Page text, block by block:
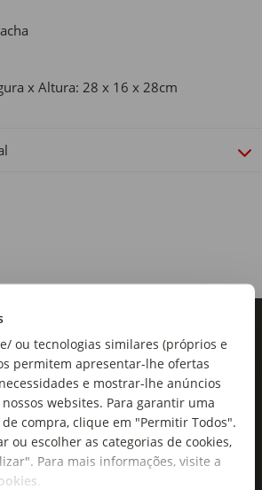
ou tecnologias similares (próprios e
permitem apresentar-lhe ofertas
e mostrar-lhe anúncios
websites. Para garantir uma
compra, clique em "Permitir Todos".
ou escolher as categorias de cookies,
Para mais informações, visite a
.
x Altura: 28 x 16 x 28cm
mais frescas no